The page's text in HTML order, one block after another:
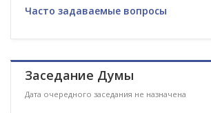
Часто задаваемые вопросы
Заседание Думы
Дата очередного заседания не назначена